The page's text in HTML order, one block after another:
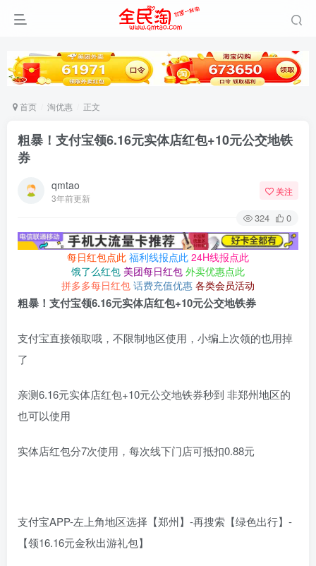
首页 淘优惠 正文
粗暴！支付宝领6.16元实体店红包+10元公交地铁
券
qmtao
3年前更新
关注
324 0
每日红包点此 福利线报点此 24H线报点此
饿了么红包 美团每日红包 外卖优惠点此
拼多多每日红包 话费充值优惠 各类会员活动
粗暴！支付宝领6.16元实体店红包+10元公交地铁券
支付宝直接领取哦，不限制地区使用，小编上次领的也用掉
了
亲测6.16元实体店红包+10元公交地铁券秒到 非郑州地区的
也可以使用
实体店红包分7次使用，每次线下门店可抵扣0.88元
支付宝APP-左上角地区选择【郑州】-再搜索【绿色出行】-
【领16.16元金秋出游礼包】